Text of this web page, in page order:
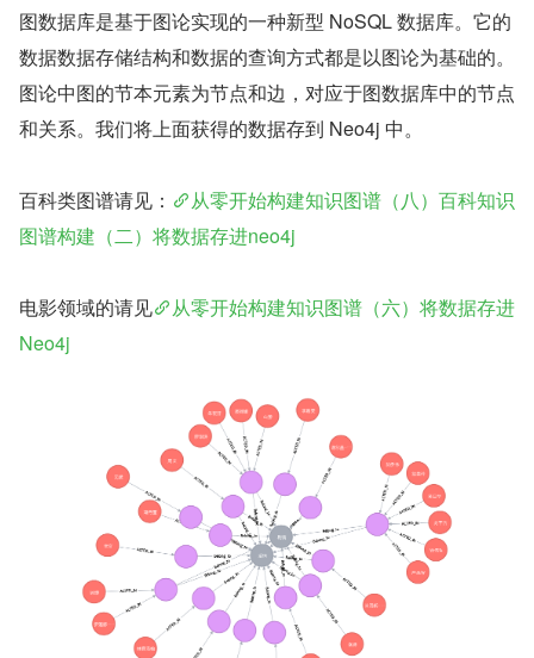
图数据库是基于图论实现的一种新型 NoSQL 数据库。它的
数据数据存储结构和数据的查询方式都是以图论为基础的。
图论中图的节本元素为节点和边，对应于图数据库中的节点
和关系。我们将上面获得的数据存到 Neo4j 中。
百科类图谱请见：
从零开始构建知识图谱（八）百科知识
图谱构建（二）将数据存进neo4j
电影领域的请见
从零开始构建知识图谱（六）将数据存进
Neo4j